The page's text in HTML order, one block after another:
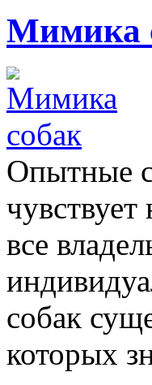
Мимика
Опытные
чувствует
все
собак
которых